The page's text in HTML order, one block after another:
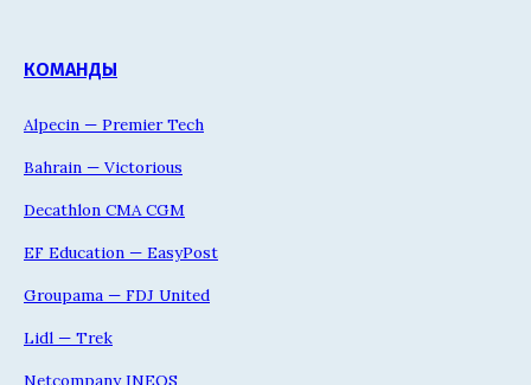
КОМАНДЫ
Alpecin — Premier Tech
Bahrain — Victorious
Decathlon CMA CGM
EF Education — EasyPost
Groupama — FDJ United
Lidl — Trek
Netcompany INEOS